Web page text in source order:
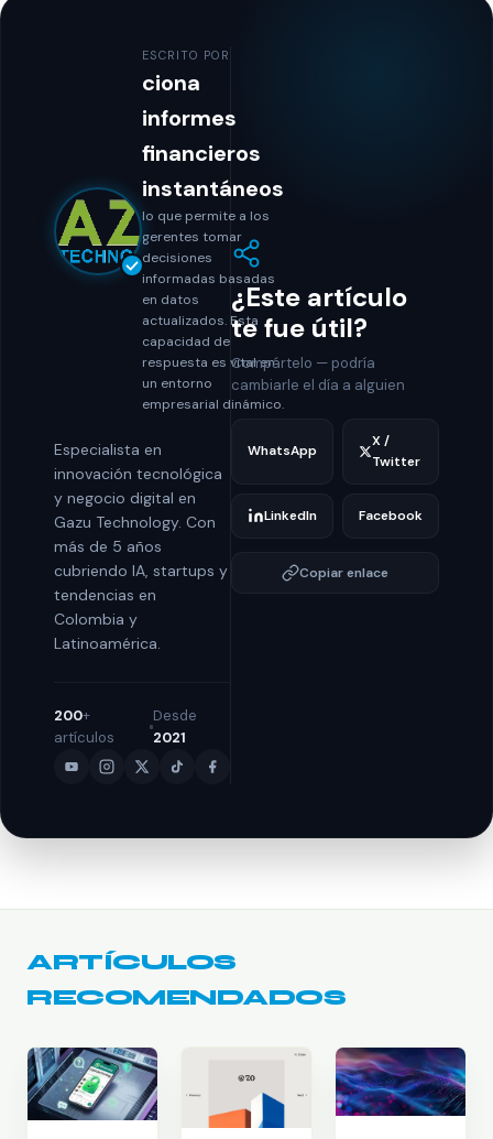
ESCRITO POR
ciona
informes
financieros
instantáneos
lo que permite a los
gerentes tomar
decisiones
informadas basadas
en datos
actualizados. Esta
capacidad de
respuesta es vital en
un entorno
empresarial dinámico.
Especialista en
innovación tecnológica
y negocio digital en
Gazu Technology. Con
más de 5 años
cubriendo IA, startups y
tendencias en
Colombia y
Latinoamérica.
200+
artículos
Desde
2021
¿Este artículo
te fue útil?
Compártelo — podría
cambiarle el día a alguien
WhatsApp
X /
Twitter
LinkedIn Facebook
Copiar enlace
ARTÍCULOS
RECOMENDADOS